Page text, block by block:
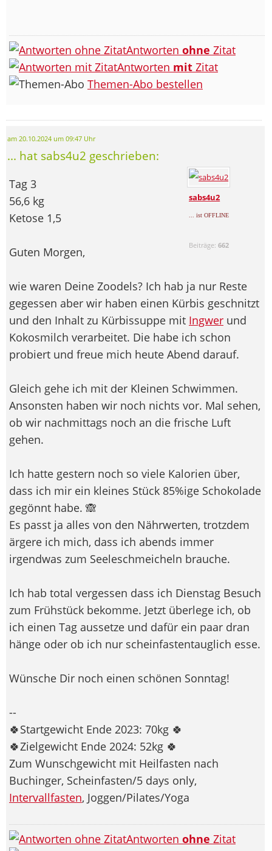
Antworten ohne Zitat
Antworten mit Zitat
Themen-Abo bestellen
am 20.10.2024 um 09:47 Uhr
... hat sabs4u2 geschrieben:
sabs4u2
... ist OFFLINE
Beiträge:662
Tag 3
56,6 kg
Ketose 1,5
Guten Morgen,
wie waren Deine Zoodels? Ich hab ja nur Reste
gegessen aber wir haben einen Kürbis geschnitzt
und den Inhalt zu Kürbissuppe mit Ingwer und
Kokosmilch verarbeitet. Die habe ich schon
probiert und freue mich heute Abend darauf.
Gleich gehe ich mit der Kleinen Schwimmen.
Ansonsten haben wir noch nichts vor. Mal sehen,
ob wir nachmittags noch an die frische Luft
gehen.
Ich hatte gestern noch so viele Kalorien über,
dass ich mir ein kleines Stück 85%ige Schokolade
gegönnt habe. 🙈
Es passt ja alles von den Nährwerten, trotzdem
ärgere ich mich, dass ich abends immer
irgendwas zum Seeleschmeicheln brauche.
Ich hab total vergessen dass ich Dienstag Besuch
zum Frühstück bekomme. Jetzt überlege ich, ob
ich einen Tag aussetze und dafür ein paar dran
hänge oder ob ich nur scheinfastentauglich esse.
Wünsche Dir noch einen schönen Sonntag!
--
🍀Startgewicht Ende 2023: 70kg 🍀
🍀Zielgewicht Ende 2024: 52kg 🍀
Zum Wunschgewicht mit Heilfasten nach
Buchinger, Scheinfasten/5 days only,
Intervallfasten, Joggen/Pilates/Yoga
Antworten ohne Zitat